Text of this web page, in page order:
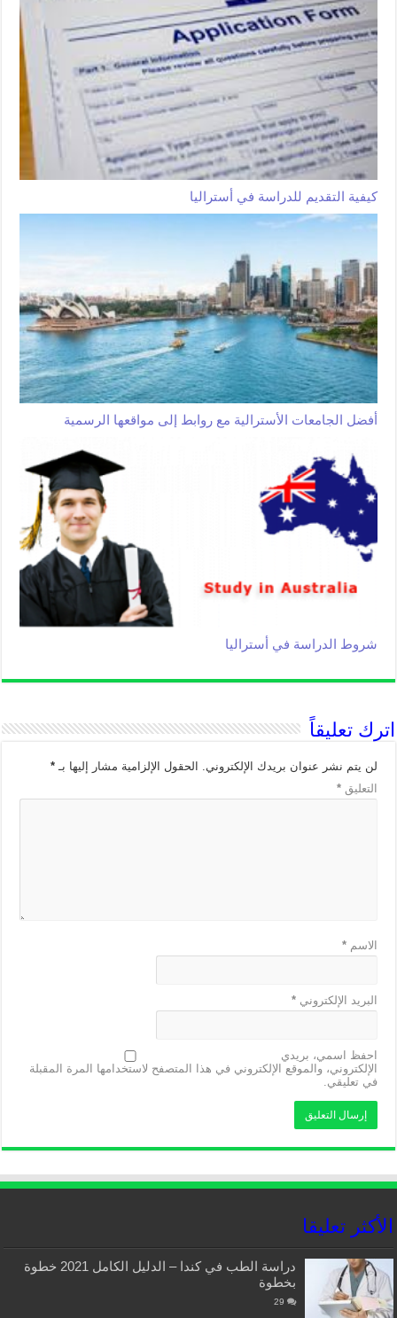
كيفية التقديم للدراسة في أستراليا
أفضل الجامعات الأسترالية مع روابط إلى مواقعها الرسمية
شروط الدراسة في أستراليا
اترك تعليقاً
لن يتم نشر عنوان بريدك الإلكتروني. الحقول الإلزامية مشار إليها بـ*
التعليق*
الاسم*
البريد الإلكتروني*
احفظ اسمي، بريدي
الإلكتروني، والموقع الإلكتروني في هذا المتصفح لاستخدامها المرة المقبلة
في تعليقي.
الأكثر تعليقا
دراسة الطب في كندا – الدليل الكامل 2021 خطوة
بخطوة
29